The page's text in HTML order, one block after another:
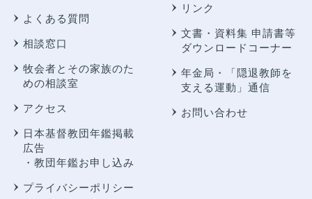
よくある質問
相談窓口
牧会者とその家族のた
めの相談室
アクセス
日本基督教団年鑑掲載
広告
・教団年鑑お申し込み
プライバシーポリシー
リンク
文書・資料集 申請書等
ダウンロードコーナー
年金局・
「隠退教師を
支える運動」通信
お問い合わせ